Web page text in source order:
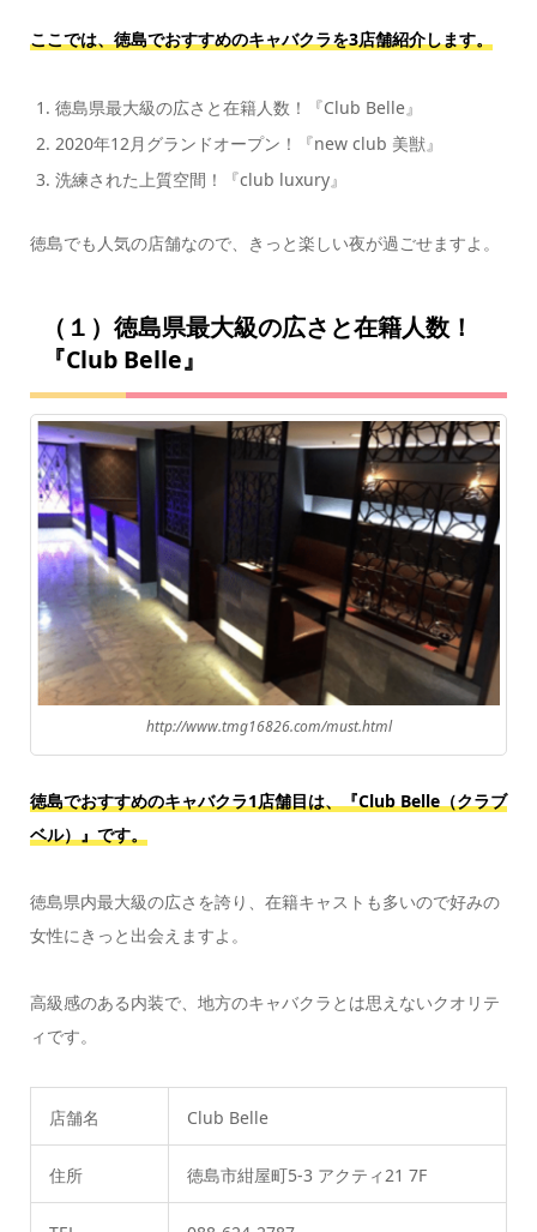
ここでは、徳島でおすすめのキャバクラを3店舗紹介します。
徳島県最大級の広さと在籍人数！『Club Belle』
2020年12月グランドオープン！『new club 美獣』
洗練された上質空間！『club luxury』
徳島でも人気の店舗なので、きっと楽しい夜が過ごせますよ。
（１）徳島県最大級の広さと在籍人数！
『Club Belle』
http://www.tmg16826.com/must.html
徳島でおすすめのキャバクラ1店舗目は、『Club Belle（クラブ
ベル）』です。
徳島県内最大級の広さを誇り、在籍キャストも多いので好みの
女性にきっと出会えますよ。
高級感のある内装で、地方のキャバクラとは思えないクオリテ
ィです。
店舗名 Club Belle
住所 徳島市紺屋町5-3 アクティ21 7F